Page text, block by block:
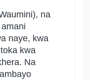
na
naye, kwa
kwa
Na